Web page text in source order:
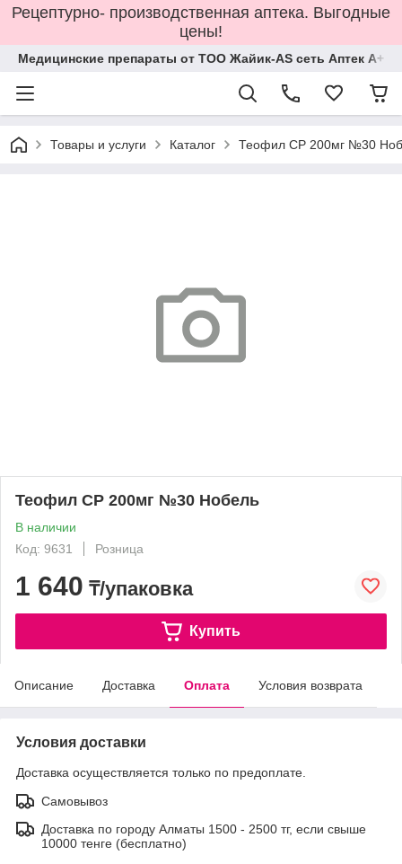
Рецептурно- производственная аптека. Выгодные
цены!
Медицинские препараты от ТОО Жайик-AS сеть Аптек А+
Товары и услуги Каталог Теофил СР 200мг №30
Теофил СР 200мг №30 Нобель
В наличии
Код: 9631
Розница
1 640 ₸/упаковка
Купить
Описание Доставка Оплата Условия возврата
Условия доставки
Доставка осуществляется только по предоплате.
Самовывоз
Доставка по городу Алматы 1500 - 2500 тг, если свыше
10000 тенге (бесплатно)